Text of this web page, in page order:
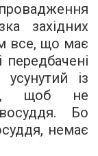
західних
все, що має
передбачені
усунутий із
щоб не
Бо
немає